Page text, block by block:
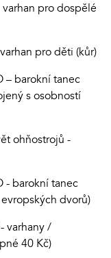
pro dospělé
pro děti (kůr)
– barokní tanec
s osobností
ohňostrojů -
- barokní tanec
dvorů)
varhany /
40 Kč)